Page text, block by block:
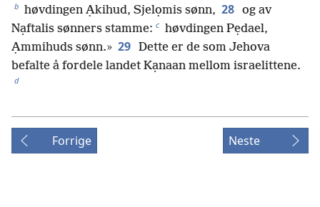
b høvdingen Ạkihud, Sjelọmis sønn, 28 og av
Nạftalis sønners stamme: c høvdingen Pẹdael,
Ạmmihuds sønn.» 29 Dette er de som Jehova
befalte å fordele landet Kạnaan mellom israelittene.
d
Forrige Neste